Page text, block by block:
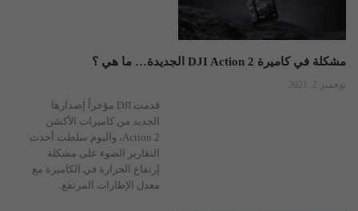
مشكلة في كاميرة DJI Action 2 الجديدة… ما هي ؟
نوفمبر 2, 2021
قدمت DJI مؤخراً إصدارها
الجديد من كاميرات الأكشن
Action 2، واليوم سلطت أحدث
التقارير الضوء على مشكلة
إرتفاع الحرارة في الكاميرة مع
معدل الإطارات المرتفع.